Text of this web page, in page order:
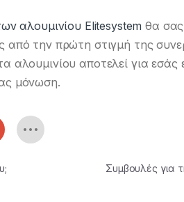
αλουμινίου Elitesystemθα
την πρώτη στιγμή της
αποτελεί για εσάς
μόνωση.
Συμβουλές για